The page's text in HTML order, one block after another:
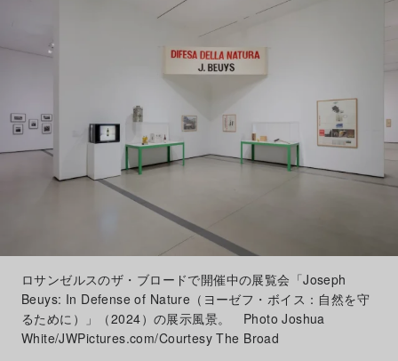
ロサンゼルスのザ・ブロードで開催中の展覧会「Joseph
Beuys: In Defense of Nature（ヨーゼフ・ボイス：自然を守
るために）」（2024）の展示風景。 Photo Joshua
White/JWPictures.com/Courtesy The Broad